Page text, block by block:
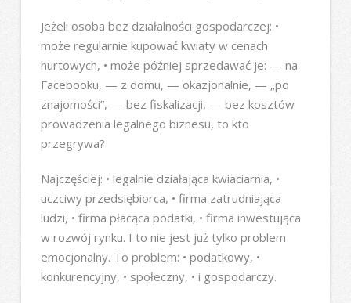
Jeżeli osoba bez działalności gospodarczej: •
może regularnie kupować kwiaty w cenach
hurtowych, • może później sprzedawać je: — na
Facebooku, — z domu, — okazjonalnie, — „po
znajomości”, — bez fiskalizacji, — bez kosztów
prowadzenia legalnego biznesu, to kto
przegrywa?
Najczęściej: • legalnie działająca kwiaciarnia, •
uczciwy przedsiębiorca, • firma zatrudniająca
ludzi, • firma płacąca podatki, • firma inwestująca
w rozwój rynku. I to nie jest już tylko problem
emocjonalny. To problem: • podatkowy, •
konkurencyjny, • społeczny, • i gospodarczy.